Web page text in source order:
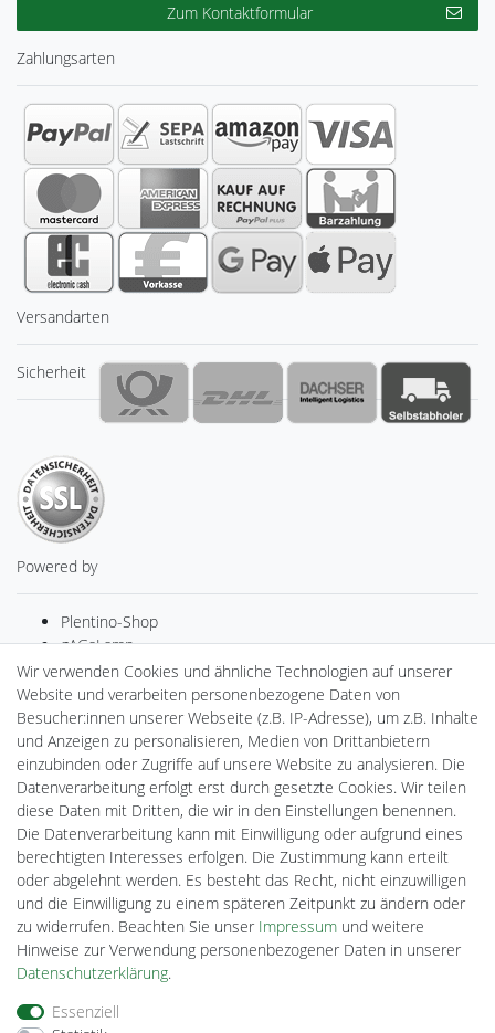
Zum Kontaktformular
Zahlungsarten
Versandarten
Sicherheit
Powered by
Plentino-Shop
gAGaLamp
Drohnenstore24
MeinUSB
Batteriespeicher
PlentiSolar
Gebrauchtlicht
Ledkauf
DEYESOLAR
Lightech Connect
CardanLight Europe
FORTIMO LEDs
Cardanlight-Shop
Wallbox24
Impressum
Wir verwenden Cookies und ähnliche Technologien auf unserer
Website und verarbeiten personenbezogene Daten von
Besucher:innen unserer Webseite (z.B. IP-Adresse), um z.B. Inhalte
und Anzeigen zu personalisieren, Medien von Drittanbietern
einzubinden oder Zugriffe auf unsere Website zu analysieren. Die
Datenverarbeitung erfolgt erst durch gesetzte Cookies. Wir teilen
diese Daten mit Dritten, die wir in den Einstellungen benennen.
Die Datenverarbeitung kann mit Einwilligung oder aufgrund eines
berechtigten Interesses erfolgen. Die Zustimmung kann erteilt
oder abgelehnt werden. Es besteht das Recht, nicht einzuwilligen
und die Einwilligung zu einem späteren Zeitpunkt zu ändern oder
zu widerrufen. Beachten Sie unser Impressum und weitere
Hinweise zur Verwendung personenbezogener Daten in unserer
Daten­schutz­erklärung.
Essenziell